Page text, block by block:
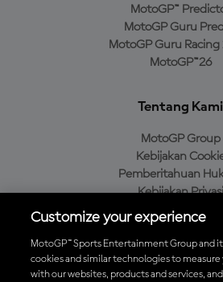
MotoGP™
MotoGP Guru
MotoGP Guru Racing
MotoGP™26
Tentang Kami
MotoGP Group
Kebijakan
Pemberitahuan
Kebijakan Privasi
Kebijakan
Unduh Aplikasi Resmi
Customize your experience
MotoGP™ Sports Entertainment Group and
cookies and similar technologies to
with our websites, products and services,